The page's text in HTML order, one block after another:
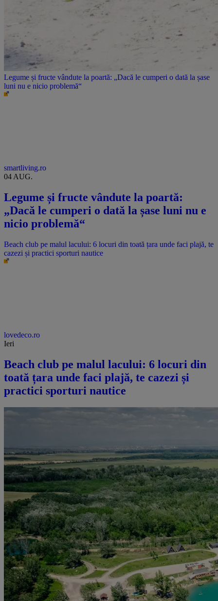
Legume și fructe vândute la poartă: „Dacă le cumperi o dată la șase
luni nu e nicio problemă“
smartliving.ro
04 AUG.
Legume și fructe vândute la poartă:
„Dacă le cumperi o dată la șase luni nu e
nicio problemă“
Beach club pe malul lacului: 6 locuri din toată țara unde faci plajă, te
cazezi și practici sporturi nautice
lovedeco.ro
Ieri
Beach club pe malul lacului: 6 locuri din
toată țara unde faci plajă, te cazezi și
practici sporturi nautice